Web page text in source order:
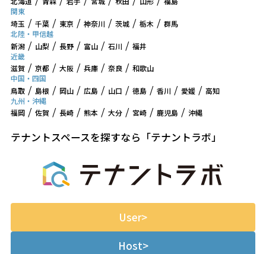
関東
埼玉
千葉 東京 神奈川 茨城 栃木
群馬
北陸・甲信越
新潟
山梨 長野 富山 石川
福井
近畿
滋賀
京都 大阪 兵庫 奈良
和歌山
中国・四国
鳥取
島根 岡山 広島 山口 徳島 香川 愛媛
高知
九州・沖縄
福岡
佐賀 長崎 熊本 大分 宮崎 鹿児島 沖縄
テナントスペースを探すなら「テナントラボ」
User
Host